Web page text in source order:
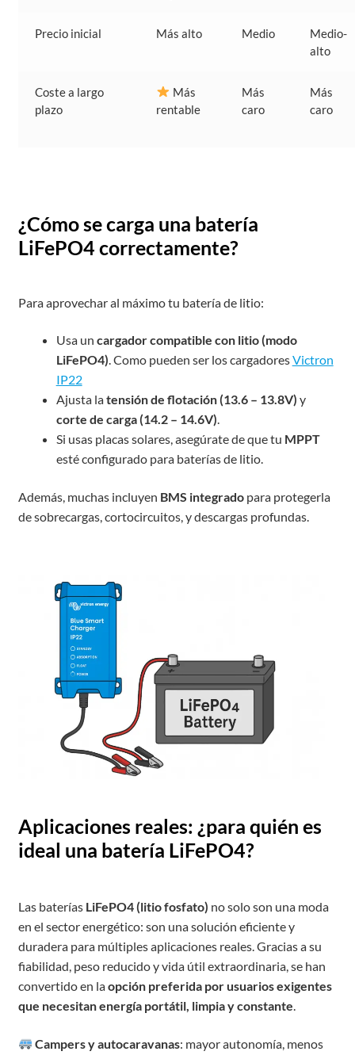
Precio inicial Más alto Medio
Medio-
alto
Coste a largo
plazo
Más
rentable
Más
caro
Más
caro
¿Cómo se carga una batería
LiFePO4 correctamente?
Para aprovechar al máximo tu batería de litio:
Usa un cargador compatible con litio (modo
LiFePO4). Como pueden ser los cargadoresVictron
IP22
Ajusta latensión de flotación (13.6 – 13.8V) y
corte de carga (14.2 – 14.6V).
Si usas placas solares, asegúrate de que tu MPPT
esté configurado para baterías de litio.
Además, muchas incluyen BMS integradopara protegerla
de sobrecargas, cortocircuitos, y descargas profundas.
Aplicaciones reales: ¿para quién es
ideal una batería LiFePO4?
Las baterías LiFePO4 (litio fosfato) no solo son una moda
en el sector energético: son una solución eficiente y
duradera para múltiples aplicaciones reales. Gracias a su
fiabilidad, peso reducido y vida útil extraordinaria, se han
convertido en laopción preferida por usuarios exigentes
que necesitan energía portátil, limpia y constante.
Campers y autocaravanas: mayor autonomía, menos